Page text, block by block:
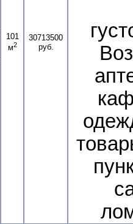
101
м2
30713500
руб.